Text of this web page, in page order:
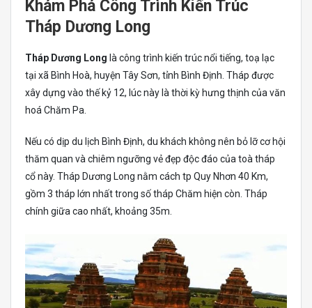
Khám Phá Công Trình Kiến Trúc
Tháp Dương Long
Tháp Dương Long là công trình kiến trúc nổi tiếng, toạ lạc
tại xã Bình Hoà, huyện Tây Sơn, tỉnh Bình Định. Tháp được
xây dựng vào thế kỷ 12, lúc này là thời kỳ hưng thịnh của văn
hoá Chăm Pa.
Nếu có dịp du lịch Bình Định, du khách không nên bỏ lỡ cơ hội
thăm quan và chiêm ngưỡng vẻ đẹp độc đáo của toà tháp
cổ này. Tháp Dương Long nằm cách tp Quy Nhơn 40 Km,
gồm 3 tháp lớn nhất trong số tháp Chăm hiện còn. Tháp
chính giữa cao nhất, khoảng 35m.